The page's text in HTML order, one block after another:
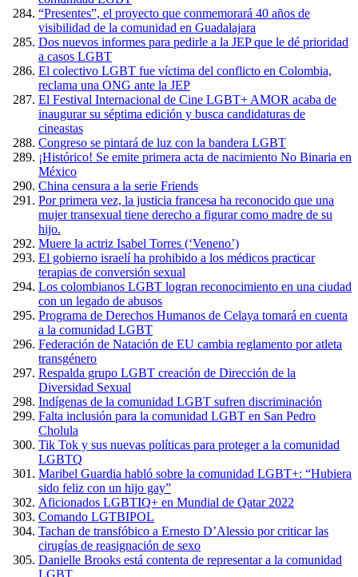
“Presentes”, el proyecto que conmemorará 40 años de
visibilidad de la comunidad en Guadalajara
Dos nuevos informes para pedirle a la JEP que le dé prioridad
a casos LGBT
El colectivo LGBT fue víctima del conflicto en Colombia,
reclama una ONG ante la JEP
El Festival Internacional de Cine LGBT+ AMOR acaba de
inaugurar su séptima edición y busca candidaturas de
cineastas
Congreso se pintará de luz con la bandera LGBT
¡Histórico! Se emite primera acta de nacimiento No Binaria en
México
China censura a la serie Friends
Por primera vez, la justicia francesa ha reconocido que una
mujer transexual tiene derecho a figurar como madre de su
hijo.
Muere la actriz Isabel Torres (‘Veneno’)
El gobierno israelí ha prohibido a los médicos practicar
terapias de conversión sexual
Los colombianos LGBT logran reconocimiento en una ciudad
con un legado de abusos
Programa de Derechos Humanos de Celaya tomará en cuenta
a la comunidad LGBT
Federación de Natación de EU cambia reglamento por atleta
transgénero
Respalda grupo LGBT creación de Dirección de la
Diversidad Sexual
Indígenas de la comunidad LGBT sufren discriminación
Falta inclusión para la comunidad LGBT en San Pedro
Cholula
Tik Tok y sus nuevas políticas para proteger a la comunidad
LGBTQ
Maribel Guardia habló sobre la comunidad LGBT+: “Hubiera
sido feliz con un hijo gay”
Aficionados LGBTIQ+ en Mundial de Qatar 2022
Comando LGTBIPOL
Tachan de transfóbico a Ernesto D’Alessio por criticar las
cirugías de reasignación de sexo
Danielle Brooks está contenta de representar a la comunidad
LGBT